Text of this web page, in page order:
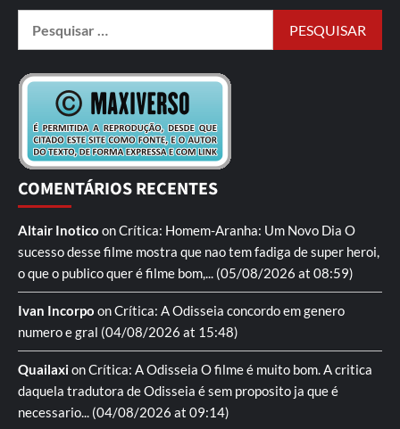
COMENTÁRIOS RECENTES
Altair Inotico onCrítica: Homem-Aranha: Um Novo Dia O
sucesso desse filme mostra que nao tem fadiga de super heroi,
o que o publico quer é filme bom,... (05/08/2026 at 08:59)
Ivan Incorpo onCrítica: A Odisseia concordo em genero
numero e gral (04/08/2026 at 15:48)
QuailaxionCrítica: A Odisseia O filme é muito bom. A critica
daquela tradutora de Odisseia é sem proposito ja que é
necessario... (04/08/2026 at 09:14)